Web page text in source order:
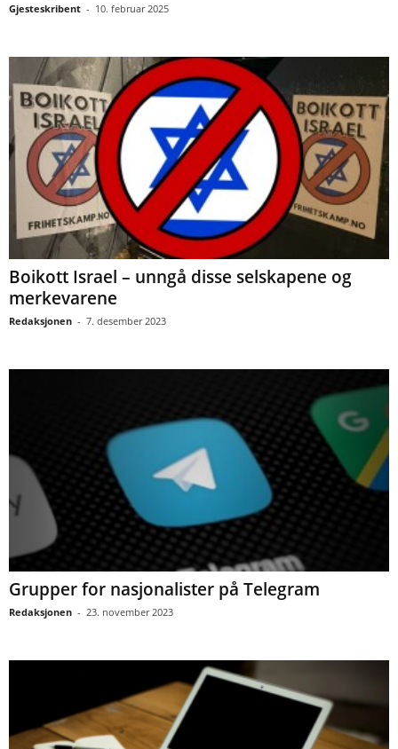
Gjesteskribent - 10. februar 2025
Boikott Israel – unngå disse selskapene og
merkevarene
Redaksjonen - 7. desember 2023
Grupper for nasjonalister på Telegram
Redaksjonen - 23. november 2023